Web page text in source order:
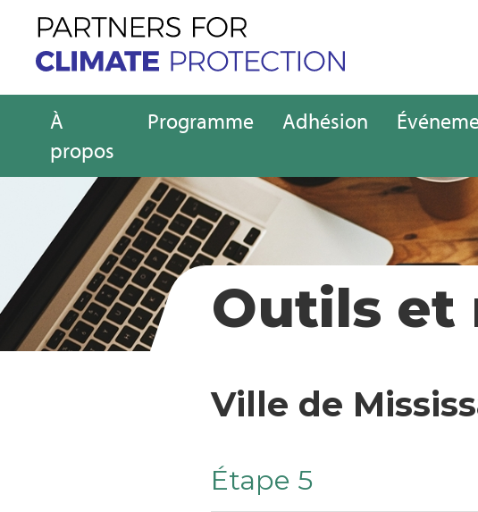
À
propos
Programme Adhésion
Outils et
Ville de
Étape 5